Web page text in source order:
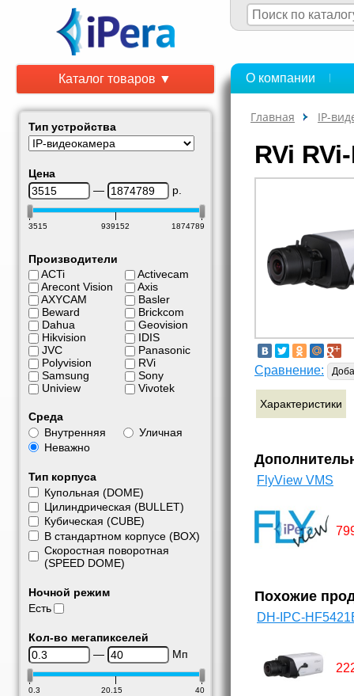
Каталог товаров ▼
Тип устройства
Цена
—
р.
3515 939152 1874789
Производители
ACTi
Arecont Vision
AXYCAM
Beward
Dahua
Hikvision
JVC
Polyvision
Samsung
Uniview
Activecam
Axis
Basler
Brickcom
Geovision
IDIS
Panasonic
RVi
Sony
Vivotek
Среда
Внутренняя
Уличная
Неважно
Тип корпуса
Купольная (DOME)
Цилиндрическая (BULLET)
Кубическая (CUBE)
В стандартном корпусе (BOX)
Скоростная поворотная
(SPEED DOME)
Ночной режим
Есть
Кол-во мегапикселей
—
Мп
0.3 20.15 40
О компании
Главная IP-
RVi
Сравнение:
Характеристики
FlyView VMS
Похожие
DH-IPC-